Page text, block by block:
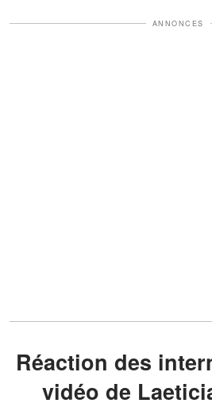
ANNONCES
Réaction des internautes sur la
vidéo de